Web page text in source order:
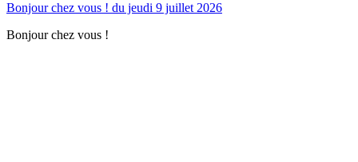
Bonjour chez vous ! du jeudi 9 juillet 2026
Bonjour chez vous !